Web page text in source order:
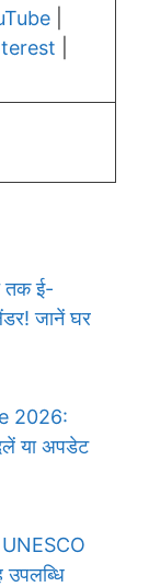
तक ई-
जानें घर
2026:
या अपडेट
UNESCO
उपलब्धि